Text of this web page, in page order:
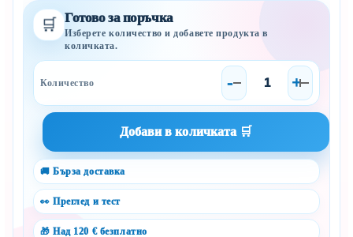
🛒 Готово за поръчка
Изберете количество и добавете продукта в
количката.
- +
🚚 Бърза доставка
👀 Преглед и тест
🎁 Над 120 € безплатно